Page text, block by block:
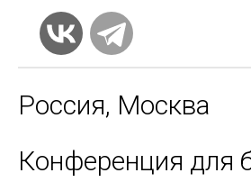
Россия, Москва
Конференция для